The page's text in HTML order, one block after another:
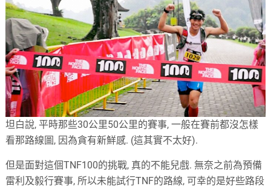
坦白說, 平時那些30公里50公里的賽事, 一般在賽前都沒怎樣
看那路線圖, 因為貪有新鮮感. (這其實不太好).
但是面對這個TNF100的挑戰, 真的不能兒戲. 無奈之前為預備
雷利及毅行賽事, 所以未能試行TNF的路線, 可幸的是好些路段